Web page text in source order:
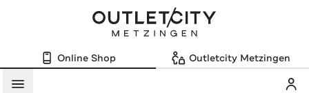
Online Shop Outletcity Metzingen